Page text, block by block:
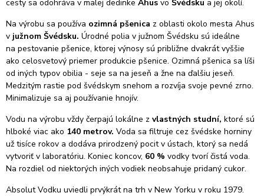
cesty sa odohráva v malej dedinke Ahus vo Švédsku a jej okolí.
Na výrobu sa používa ozimná pšenica z oblasti okolo mesta Ahus
v južnom Švédsku. Úrodné polia v južnom Švédsku sú ideálne
na pestovanie pšenice, ktorej výnosy sú približne dvakrát vyššie
ako celosvetový priemer produkcie pšenice. Ozimná pšenica sa líši
od iných typov obilia - seje sa na jeseň a žne na ďalšiu jeseň.
Medzitým rastie pod švédskym snehom a rozvíja svoje pevné zrno.
Minimalizuje sa aj používanie hnojív.
Vodu na výrobu vždy čerpajú lokálne z vlastných studní, ktoré sú
hlboké viac ako 140 metrov. Voda sa filtruje cez švédske horniny
už tisíce rokov a dodáva prirodzený pocit v ústach, ktorý sa nedá
vytvoriť v laboratóriu. Koniec koncov, 60 % vodky tvorí čistá voda.
Na rozdiel od niektorých iných vodiek neobsahuje pridaný cukor.
Absolut Vodku uviedli prvýkrát na trh v New Yorku v roku 1979.